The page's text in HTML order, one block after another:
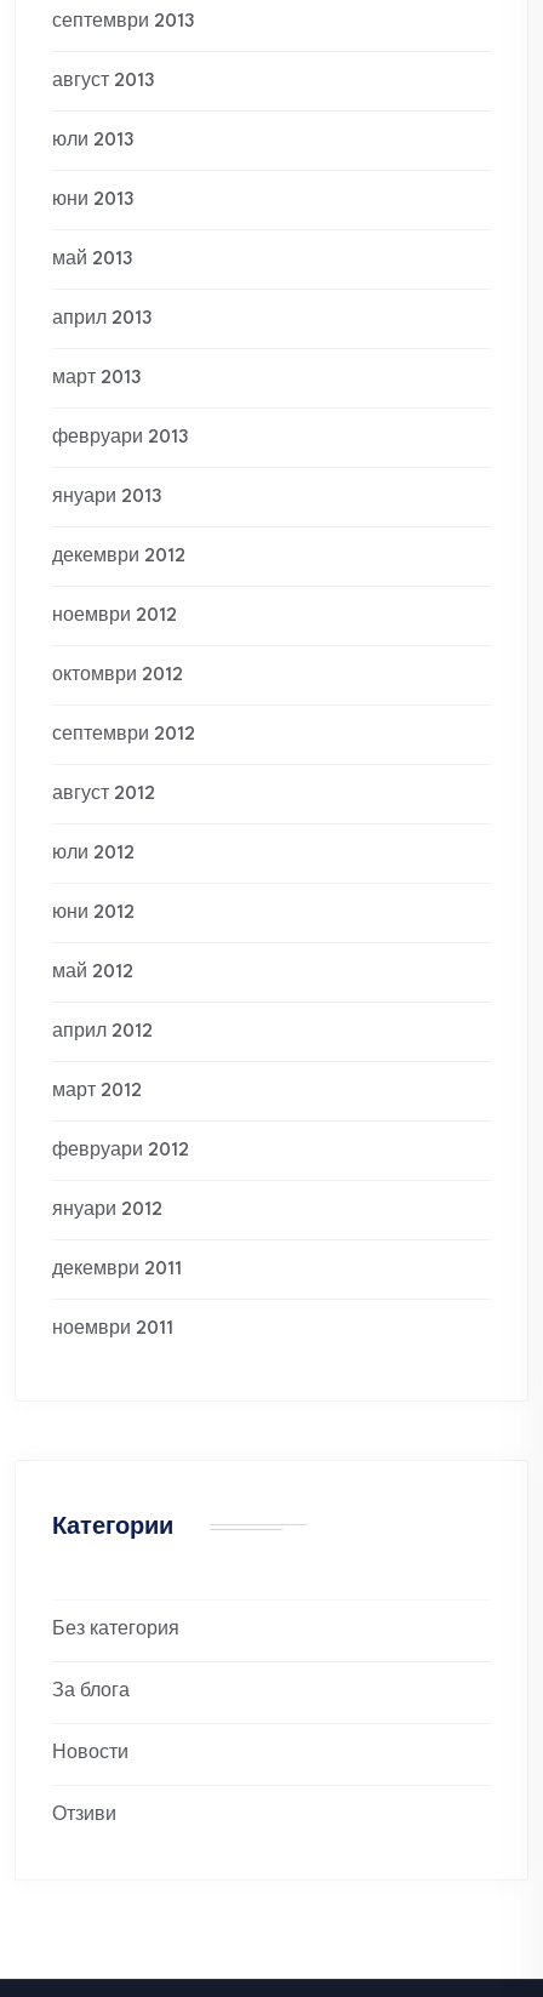
септември 2013
август 2013
юли 2013
юни 2013
май 2013
април 2013
март 2013
февруари 2013
януари 2013
декември 2012
ноември 2012
октомври 2012
септември 2012
август 2012
юли 2012
юни 2012
май 2012
април 2012
март 2012
февруари 2012
януари 2012
декември 2011
ноември 2011
Категории
Без категория
За блога
Новости
Отзиви